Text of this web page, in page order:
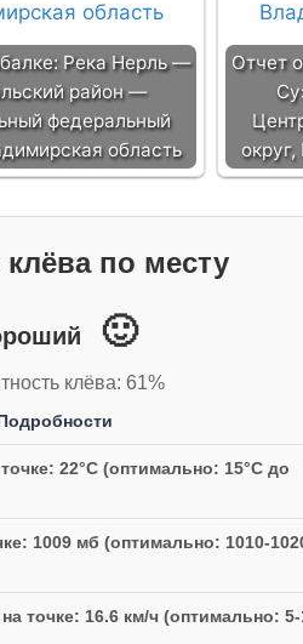
Река Нерль —
район —
федеральный
область
Отчет
по месту
🙂
клёва: 61%
22°C (оптимально: 15°C до
1009 мб (оптимально: 1010-
точке: 16.6 км/ч (оптимально: